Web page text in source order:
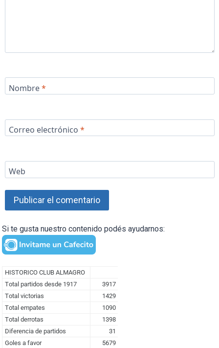
Nombre*
Correo electrónico *
Web
Si te gusta nuestro contenido podés ayudarnos: